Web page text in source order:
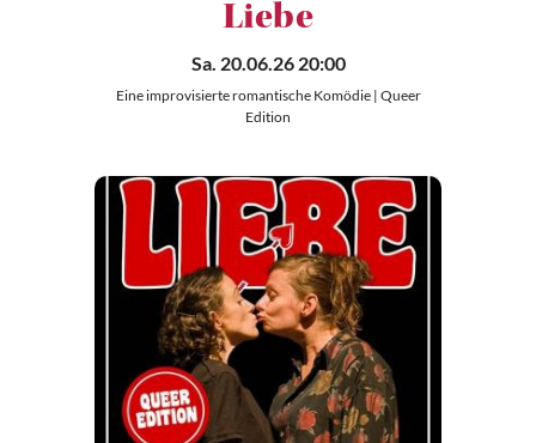
Liebe
Sa. 20.06.26 20:00
Eine improvisierte romantische Komödie | Queer
Edition